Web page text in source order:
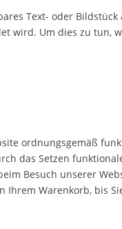
Text- oder
wird. Um dies zu tun,
ordnungsgemäß
das Setzen
Besuch unserer
Warenkorb, bis